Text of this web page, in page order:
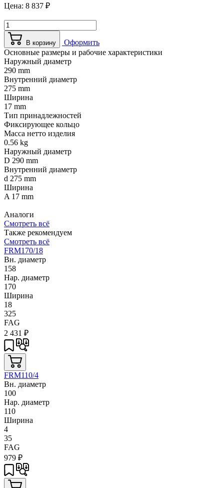
Цена: 8 837 ₽
В корзину
Оформить
Основные размеры и рабочие характеристики
Наружный диаметр
290 mm
Внутренний диаметр
275 mm
Ширина
17 mm
Тип принадлежностей
Фиксирующее кольцо
Масса нетто изделия
0.56 kg
Наружный диаметр
D 290 mm
Внутренний диаметр
d 275 mm
Ширина
A 17 mm
Аналоги
Смотреть всё
Также рекомендуем
Смотреть всё
FRM170/18
Вн. диаметр
158
Нар. диаметр
170
Ширина
18
325
FAG
2 431 ₽
FRM110/4
Вн. диаметр
100
Нар. диаметр
110
Ширина
4
35
FAG
979 ₽